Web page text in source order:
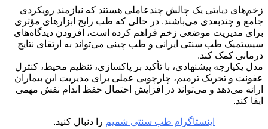
زخم‌های دیابتی یک چالش چندعاملی هستند که نیازمند رویکردی
جامع و چندبعدی می‌باشند. در حالی که طب رایج ابزارهای مؤثری
برای مدیریت موضعی زخم فراهم کرده است، افزودن دیدگاه‌های
سیستمیک طب سنتی ایرانی و طب چینی می‌تواند به ارتقای نتایج
درمانی کمک کند.
مدل یکپارچه پیشنهادی، با تأکید بر پاکسازی، تنظیم محیط، کنترل
عفونت و تحریک ترمیم، چارچوبی عملی برای مدیریت این بیماران
ارائه می‌دهد و می‌تواند در افزایش احتمال حفظ اندام نقش مهمی
ایفا کند.
اینستاگرام طب سنتی شمیم را دنبال کنید.